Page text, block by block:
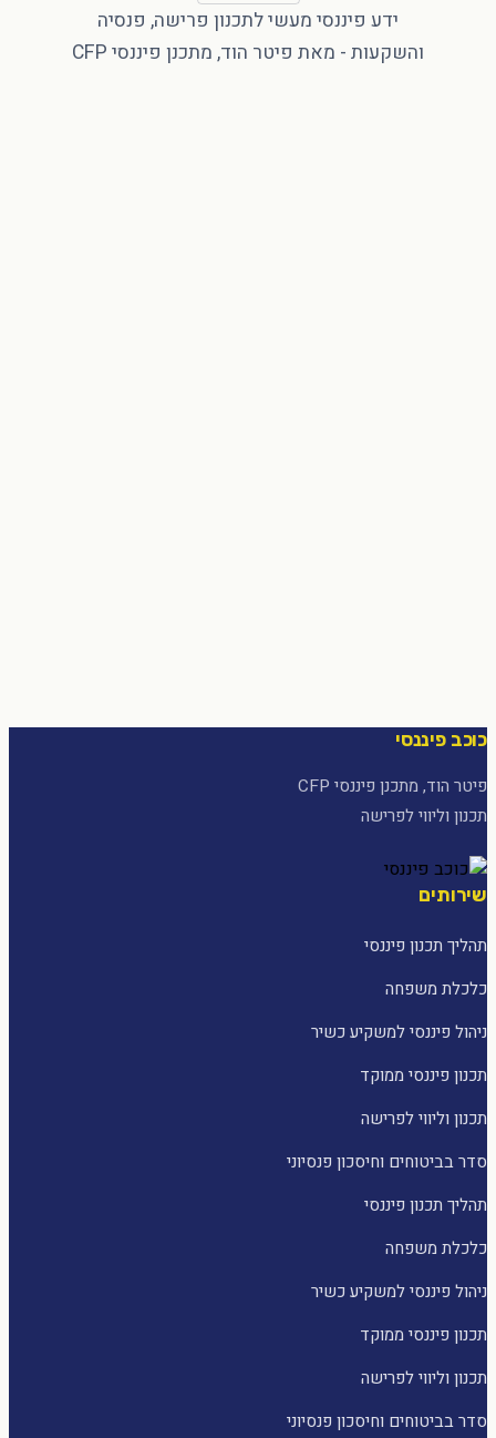
כוכב פיננסי
פיטר הוד, מתכנן פיננסי CFP
תכנון וליווי לפרישה
שירותים
תהליך תכנון פיננסי
כלכלת משפחה
ניהול פיננסי למשקיע כשיר
תכנון פיננסי ממוקד
תכנון וליווי לפרישה
סדר בביטוחים וחיסכון פנסיוני
תהליך תכנון פיננסי
כלכלת משפחה
ניהול פיננסי למשקיע כשיר
תכנון פיננסי ממוקד
תכנון וליווי לפרישה
סדר בביטוחים וחיסכון פנסיוני